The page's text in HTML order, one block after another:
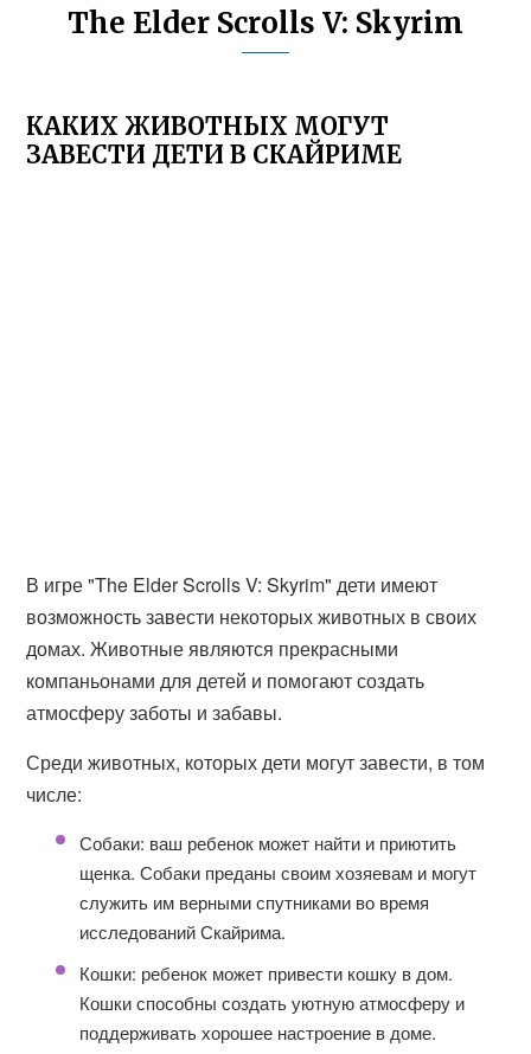
The Elder Scrolls V: Skyrim
КАКИХ ЖИВОТНЫХ МОГУТ
ЗАВЕСТИ ДЕТИ В СКАЙРИМЕ
В игре "The Elder Scrolls V: Skyrim" дети имеют
возможность завести некоторых животных в своих
домах. Животные являются прекрасными
компаньонами для детей и помогают создать
атмосферу заботы и забавы.
Среди животных, которых дети могут завести, в том
числе:
Собаки: ваш ребенок может найти и приютить
щенка. Собаки преданы своим хозяевам и могут
служить им верными спутниками во время
исследований Скайрима.
Кошки: ребенок может привести кошку в дом.
Кошки способны создать уютную атмосферу и
поддерживать хорошее настроение в доме.